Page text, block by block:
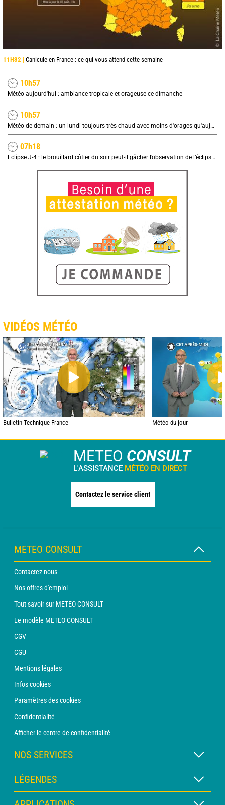
11H32 | Canicule en France : ce qui vous attend cette semaine
10h57
Météo aujourd'hui : ambiance tropicale et orageuse ce dimanche
10h57
Météo de demain : un lundi toujours très chaud avec moins d'orages qu'aujourd'hui
07h18
Eclipse J-4 : le brouillard côtier du soir peut-il gâcher l’observation de l’éclipse à la plage ?
VIDÉOS MÉTÉO
Bulletin Technique France Météo du jour
METEO CONSULT
L'ASSISTANCE MÉTÉO EN DIRECT
Contactez le service client
METEO CONSULT
Contactez-nous
Nos offres d'emploi
Tout savoir sur METEO CONSULT
Le modèle METEO CONSULT
CGV
CGU
Mentions légales
Infos cookies
Paramètres des cookies
Confidentialité
Afficher le centre de confidentialité
NOS SERVICES
Abonnement METEO Xpert
Abonnement METEO PRO
LÉGENDES
Légende des cartes